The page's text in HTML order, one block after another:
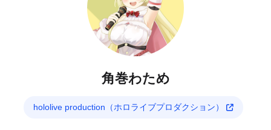
角巻わため
hololive production（ホロライブプロダクション）